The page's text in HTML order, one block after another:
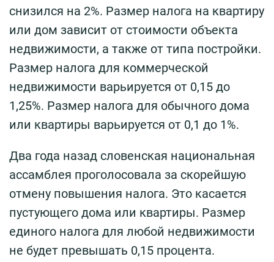
снизился на 2%. Размер налога на квартиру
или дом зависит от стоимости объекта
недвижимости, а также от типа постройки.
Размер налога для коммерческой
недвижимости варьируется от 0,15 до
1,25%. Размер налога для обычного дома
или квартиры варьируется от 0,1 до 1%.
Два года назад словенская национальная
ассамблея проголосовала за скорейшую
отмену повышения налога. Это касается
пустующего дома или квартиры. Размер
единого налога для любой недвижимости
не будет превышать 0,15 процента.